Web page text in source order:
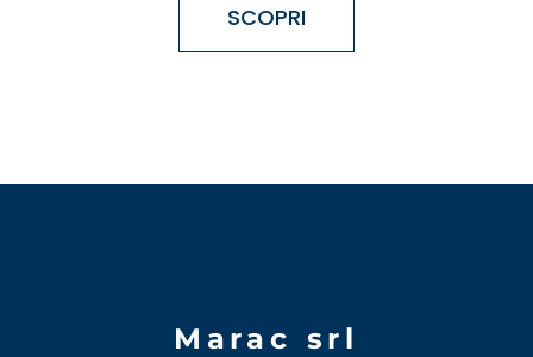
SCOPRI
Marac srl